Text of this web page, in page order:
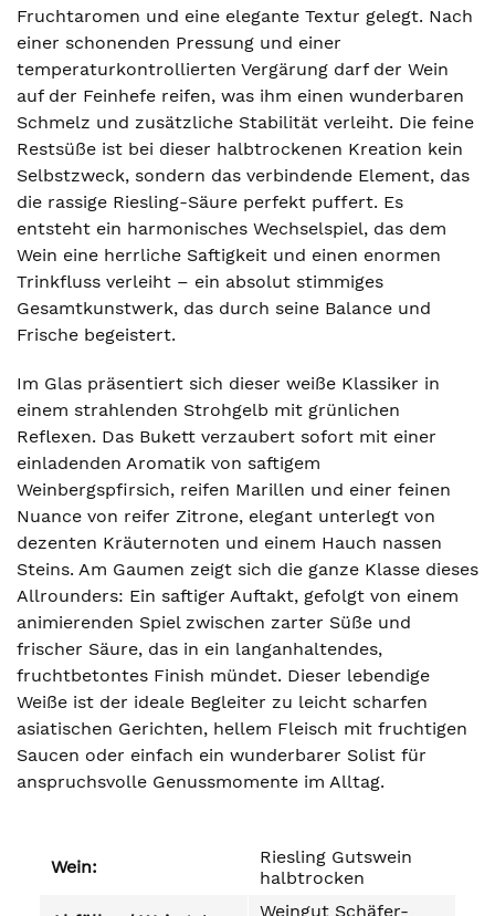
Fruchtaromen und eine elegante Textur gelegt. Nach
einer schonenden Pressung und einer
temperaturkontrollierten Vergärung darf der Wein
auf der Feinhefe reifen, was ihm einen wunderbaren
Schmelz und zusätzliche Stabilität verleiht. Die feine
Restsüße ist bei dieser halbtrockenen Kreation kein
Selbstzweck, sondern das verbindende Element, das
die rassige Riesling-Säure perfekt puffert. Es
entsteht ein harmonisches Wechselspiel, das dem
Wein eine herrliche Saftigkeit und einen enormen
Trinkfluss verleiht – ein absolut stimmiges
Gesamtkunstwerk, das durch seine Balance und
Frische begeistert.
Im Glas präsentiert sich dieser weiße Klassiker in
einem strahlenden Strohgelb mit grünlichen
Reflexen. Das Bukett verzaubert sofort mit einer
einladenden Aromatik von saftigem
Weinbergspfirsich, reifen Marillen und einer feinen
Nuance von reifer Zitrone, elegant unterlegt von
dezenten Kräuternoten und einem Hauch nassen
Steins. Am Gaumen zeigt sich die ganze Klasse dieses
Allrounders: Ein saftiger Auftakt, gefolgt von einem
animierenden Spiel zwischen zarter Süße und
frischer Säure, das in ein langanhaltendes,
fruchtbetontes Finish mündet. Dieser lebendige
Weiße ist der ideale Begleiter zu leicht scharfen
asiatischen Gerichten, hellem Fleisch mit fruchtigen
Saucen oder einfach ein wunderbarer Solist für
anspruchsvolle Genussmomente im Alltag.
Wein:
Riesling Gutswein
halbtrocken
Weingut Schäfer-